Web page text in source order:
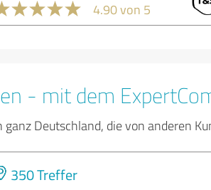
4.90 von 5
- mit dem
Deutschland, die von anderen
350 Treffer